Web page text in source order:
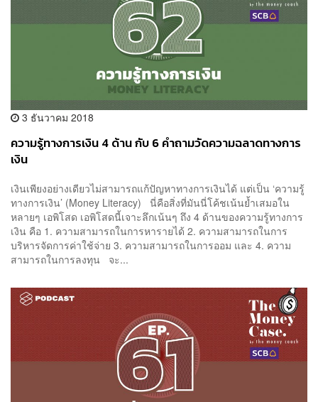
3 ธันวาคม 2018
ความรู้ทางการเงิน 4 ด้าน กับ 6 คำถามวัดความฉลาดทางการ
เงิน
เงินเพียงอย่างเดียวไม่สามารถแก้ปัญหาทางการเงินได้ แต่เป็น ‘ความรู้
ทางการเงิน’ (Money Literacy) นี่คือสิ่งที่มันนี่โค้ชเน้นย้ำเสมอใน
หลายๆ เอพิโสด เอพิโสดนี้เจาะลึกเน้นๆ ถึง 4 ด้านของความรู้ทางการ
เงิน คือ 1. ความสามารถในการหารายได้ 2. ความสามารถในการ
บริหารจัดการค่าใช้จ่าย 3. ความสามารถในการออม และ 4. ความ
สามารถในการลงทุน จะ...